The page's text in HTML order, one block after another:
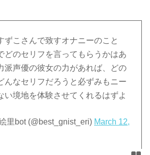
ずこさんで致すオナニーのこと
どのセリフを言ってもらうかはあ
派声優の彼女の力があれば、どの
んなセリフだろうと必ずみもニー
い境地を体験させてくれるはずよ
里bot (@best_gnist_eri) March 12,